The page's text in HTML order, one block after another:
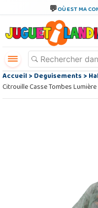
OÙ EST MA
Accueil>Deguisements>
Citrouille Casse Tombes